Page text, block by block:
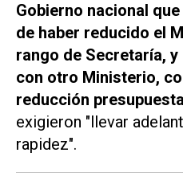
Gobierno nacional
de haber reducido el
rango de Secretaría,
con otro Ministerio,
reducción
exigieron "llevar
rapidez".